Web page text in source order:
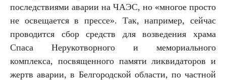
последствиями аварии на ЧАЭС, но «многое просто
не освещается в прессе». Так, например, сейчас
проводится сбор средств для возведения храма
Спаса Нерукотворного и мемориального
комплекса, посвященного памяти ликвидаторов и
жертв аварии, в Белгородской области, по частной